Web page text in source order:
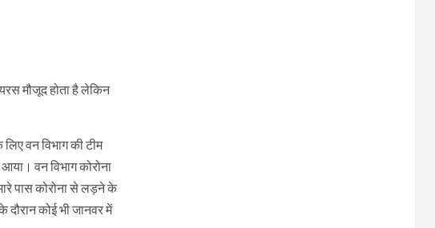
मौजूद होता है लेकिन
वन विभाग की टीम
वन विभाग कोरोना
पास कोरोना से लड़ने के
कोई भी जानवर में